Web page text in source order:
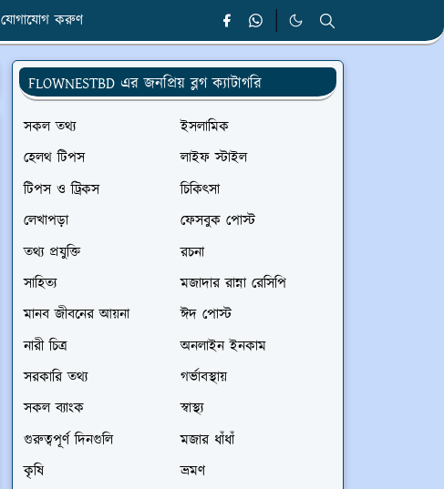
যোগাযোগ করুণ
FLOWNESTBD এর জনপ্রিয় ব্লগ ক্যাটাগরি
সকল তথ্য
ইসলামিক
হেলথ টিপস
লাইফ স্টাইল
টিপস ও ট্রিকস
চিকিৎসা
লেখাপড়া
ফেসবুক পোস্ট
তথ্য প্রযুক্তি
রচনা
সাহিত্য
মজাদার রান্না রেসিপি
মানব জীবনের আয়না
ঈদ পোস্ট
নারী চিত্র
অনলাইন ইনকাম
সরকারি তথ্য
গর্ভাবস্থায়
সকল ব্যাংক
স্বাস্থ্য
গুরুত্বপূর্ণ দিনগুলি
মজার ধাঁধাঁ
কৃষি
ভ্রমণ